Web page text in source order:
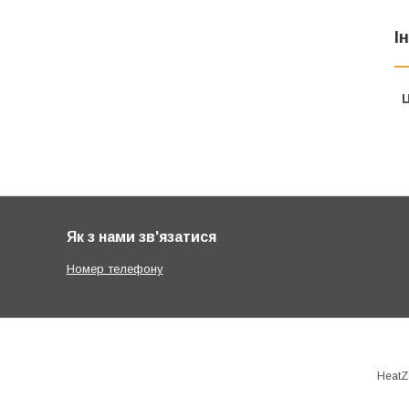
Як з нами зв'язатися
Номер телефону